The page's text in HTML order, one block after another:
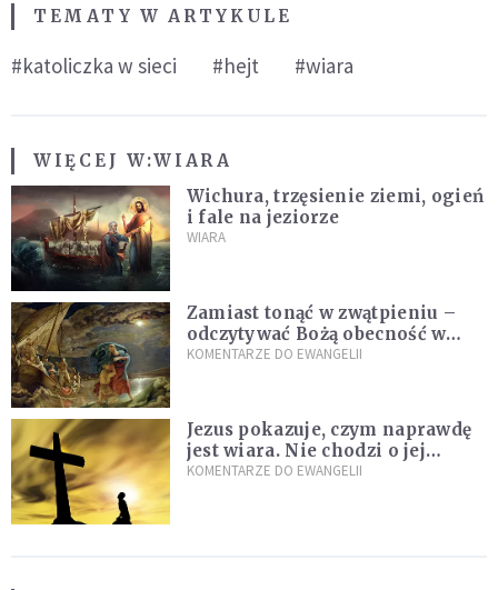
TEMATY W ARTYKULE
#katoliczka w sieci #hejt #wiara
WIĘCEJ W:WIARA
Wichura, trzęsienie ziemi, ogień
i fale na jeziorze
WIARA
Zamiast tonąć w zwątpieniu –
odczytywać Bożą obecność w
burzach codziennego życia
KOMENTARZE DO EWANGELII
Jezus pokazuje, czym naprawdę
jest wiara. Nie chodzi o jej
wielkość
KOMENTARZE DO EWANGELII